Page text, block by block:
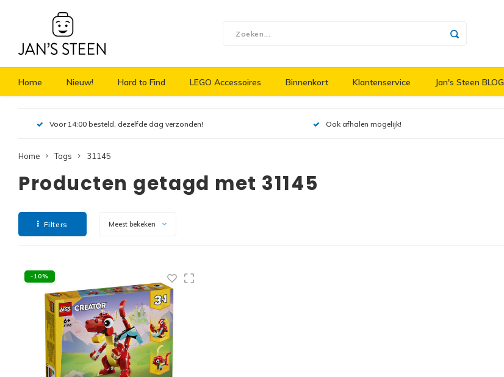
Home Nieuw! Hard to Find LEGO Accessoires Binnenkort Klantenservice Jan's Steen BLOG
Voor 14:00 besteld, dezelfde dag verzonden! Ook afhalen mogelijk!
Home Tags 31145
Producten getagd met 31145
Filters Meest bekeken
-10%